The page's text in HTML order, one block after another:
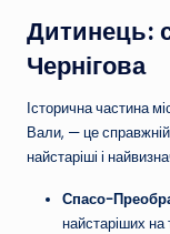
Дитинець:
Чернігова
Історична частина
Вали, — це
найстаріші і
Спасо-
найстаріших на